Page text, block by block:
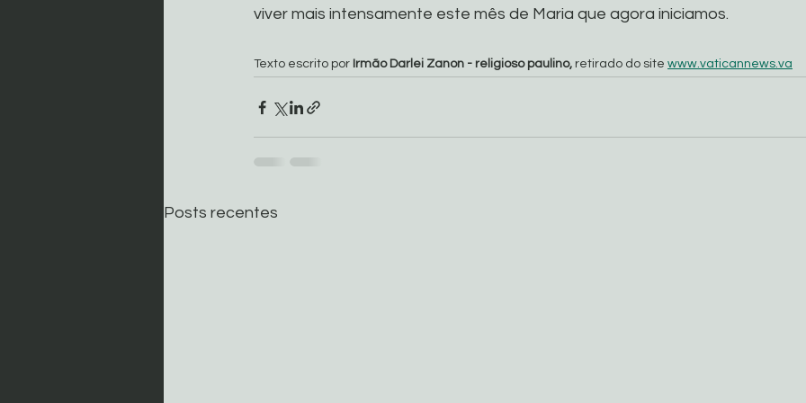
viver mais intensamente este mês de Maria que agora iniciamos.
Texto escrito por Irmão Darlei Zanon - religioso paulino, retirado do site www.vaticannews.va
Posts recentes